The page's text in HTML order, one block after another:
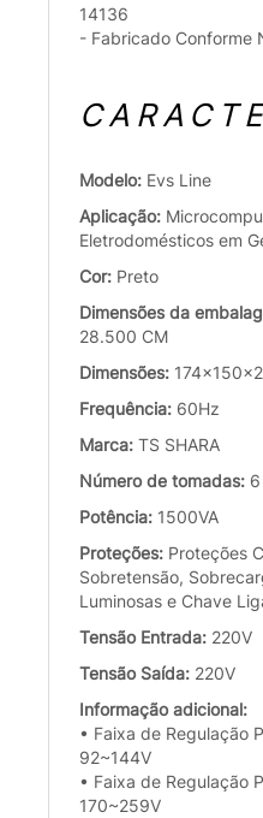
14136
- Fabricado Conforme
Modelo: Evs Line
Aplicação:
Eletrodomésticos em
Cor: Preto
Dimensões da
28.500 CM
Dimensões:
Frequência: 60Hz
Marca: TS SHARA
Número de tomadas:
Potência: 1500VA
Proteções: Proteções
Sobretensão,
Luminosas e Chave
Tensão Entrada: 220V
Tensão Saída: 220V
Informação adicional:
• Faixa de Regulação
92~144V
• Faixa de Regulação
170~259V